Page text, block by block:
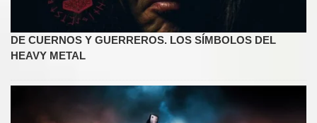
DE CUERNOS Y GUERREROS. LOS SÍMBOLOS DEL
HEAVY METAL